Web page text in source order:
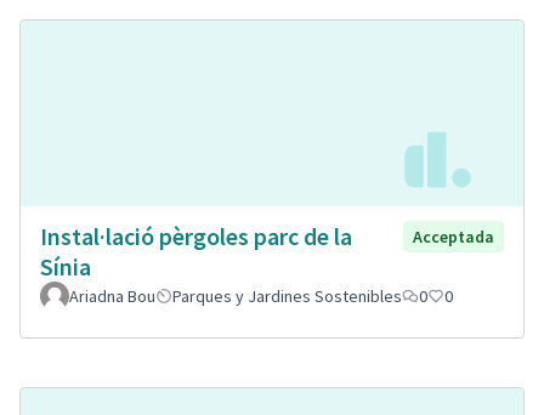
Instal·lació pèrgoles parc de la
Sínia
Acceptada
Ariadna Bou Parques y Jardines Sostenibles 0 0